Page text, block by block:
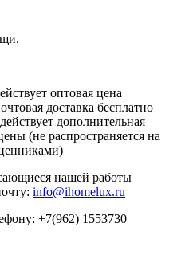
оптовая цена
доставка бесплатно
дополнительная
(не распространяется на
нашей работы
info@ihomelux.ru
+7(962) 1553730